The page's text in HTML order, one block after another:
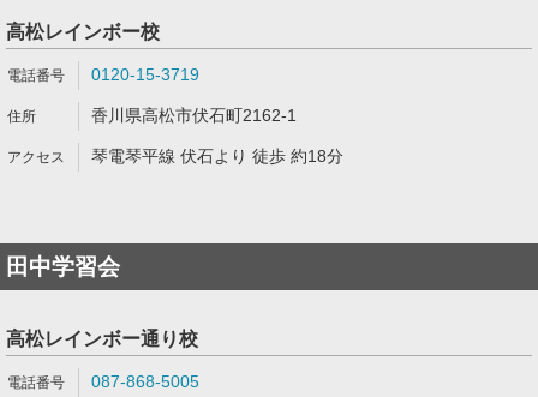
高松レインボー校
0120-15-3719
香川県高松市伏石町2162-1
琴電琴平線 伏石より 徒歩 約18分
田中学習会
高松レインボー通り校
087-868-5005